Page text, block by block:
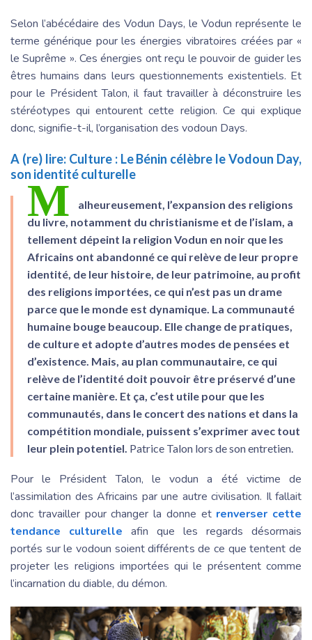
Selon l’abécédaire des Vodun Days, le Vodun représente le
terme générique pour les énergies vibratoires créées par «
le Suprême ». Ces énergies ont reçu le pouvoir de guider les
êtres humains dans leurs questionnements existentiels. Et
pour le Président Talon, il faut travailler à déconstruire les
stéréotypes qui entourent cette religion. Ce qui explique
donc, signifie-t-il, l’organisation des vodoun Days.
A (re) lire: Culture : Le Bénin célèbre le Vodoun Day,
son identité culturelle
M
alheureusement, l’expansion des religions
du livre, notamment du christianisme et de l’islam, a
tellement dépeint la religion Vodun en noir que les
Africains ont abandonné ce qui relève de leur propre
identité, de leur histoire, de leur patrimoine, au profit
des religions importées, ce qui n’est pas un drame
parce que le monde est dynamique. La communauté
humaine bouge beaucoup. Elle change de pratiques,
de culture et adopte d’autres modes de pensées et
d’existence. Mais, au plan communautaire, ce qui
relève de l’identité doit pouvoir être préservé d’une
certaine manière. Et ça, c’est utile pour que les
communautés, dans le concert des nations et dans la
compétition mondiale, puissent s’exprimer avec tout
leur plein potentiel. Patrice Talon lors de son entretien.
Pour le Président Talon, le vodun a été victime de
l’assimilation des Africains par une autre civilisation. Il fallait
donc travailler pour changer la donne et renverser cette
tendance culturelle afin que les regards désormais
portés sur le vodoun soient différents de ce que tentent de
projeter les religions importées qui le présentent comme
l’incarnation du diable, du démon.